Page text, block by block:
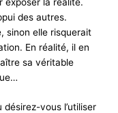
des autres.
sinon elle risquerait
En réalité, il en
sa véritable
vous l’utiliser